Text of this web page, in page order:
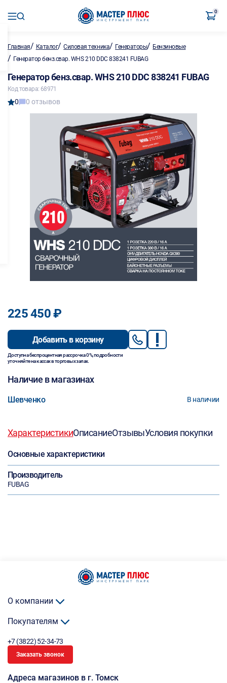
0
Главная/ Каталог/Силовая техника/ Генераторы/ Бензиновые
/ Генератор бенз.свар. WHS 210 DDC 838241 FUBAG
Генератор бенз.свар. WHS 210 DDC 838241 FUBAG
Код товара: 68971
0 0 отзывов
225 450 ₽
Добавить в корзину
Доступна беспроцентная рассрочка 0%, подробности
уточняйте на кассах в торговых залах.
Наличие в магазинах
Шевченко В наличии
ХарактеристикиОписаниеОтзывыУсловия покупки
Основные характеристики
Производитель
FUBAG
О компании
Покупателям
+7 (3822) 52-34-73
Заказать звонок
Адреса магазинов в г. Томск